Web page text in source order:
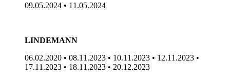
09.05.2024 • 11.05.2024
LINDEMANN
06.02.2020 • 08.11.2023 • 10.11.2023 • 12.11.2023 •
17.11.2023 • 18.11.2023 • 20.12.2023